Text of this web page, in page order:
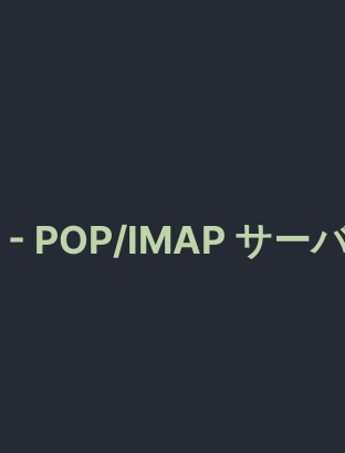
POP/IMAP サー